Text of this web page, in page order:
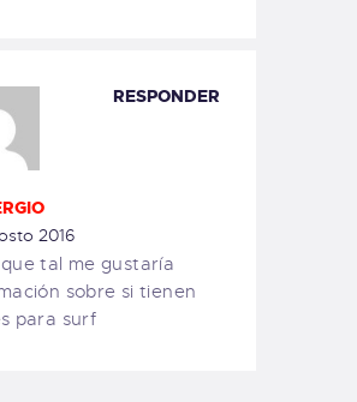
2016
tal me gustaría
sobre si tienen
para surf
RESPONDER